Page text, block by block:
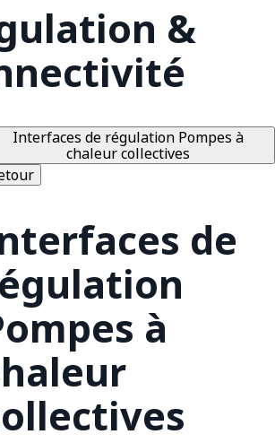
&
Interfaces de régulation Pompes à
chaleur collectives
de
à